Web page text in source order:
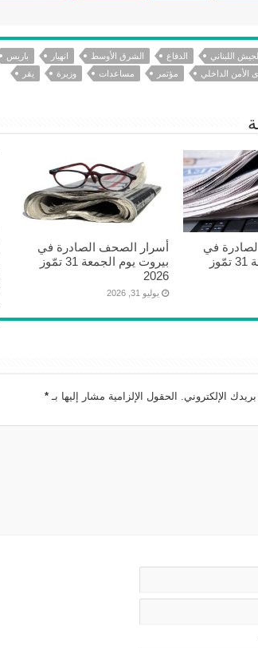
اللبناني الدفاع الشرق الأوسط انهيار باريس
الأمن الداخلي مؤتمر مساعدات وزيرة يقر
في
بيروت يوم الجمعة 31 تمّوز
أسرار الصحف الصادرة في
بيروت يوم الجمعة 31 تمّوز
2026
يوليو 31, 2026
الإلكتروني. الحقول الإلزامية مشار إليها بـ*